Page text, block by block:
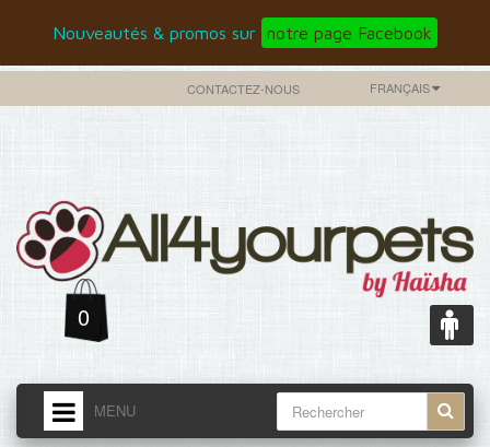
Nouveautés & promos sur notre page Facebook
FRANÇAIS
CONTACTEZ-NOUS
0
MENU